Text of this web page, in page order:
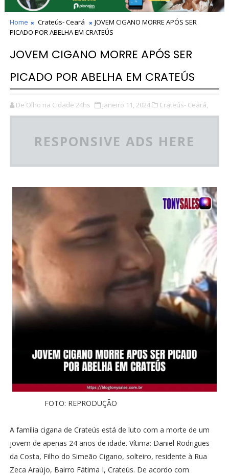
Home Crateús- Ceará
JOVEM CIGANO MORRE APÓS SER
PICADO POR ABELHA EM CRATEÚS
JOVEM CIGANO MORRE APÓS SER
PICADO POR ABELHA EM CRATEÚS
De Olho na Cidade 24hs janeiro 11, 2024 Crateús- Ceará,
RESPONSIVE ADS HERE
FOTO: REPRODUÇÃO
A família cigana de Crateús está de luto com a morte de um
jovem de apenas 24 anos de idade. Vítima: Daniel Rodrigues
da Costa, Filho do Simeão Cigano, solteiro, residente à Rua
Zeca Araújo, Bairro Fátima I, Crateús. De acordo com